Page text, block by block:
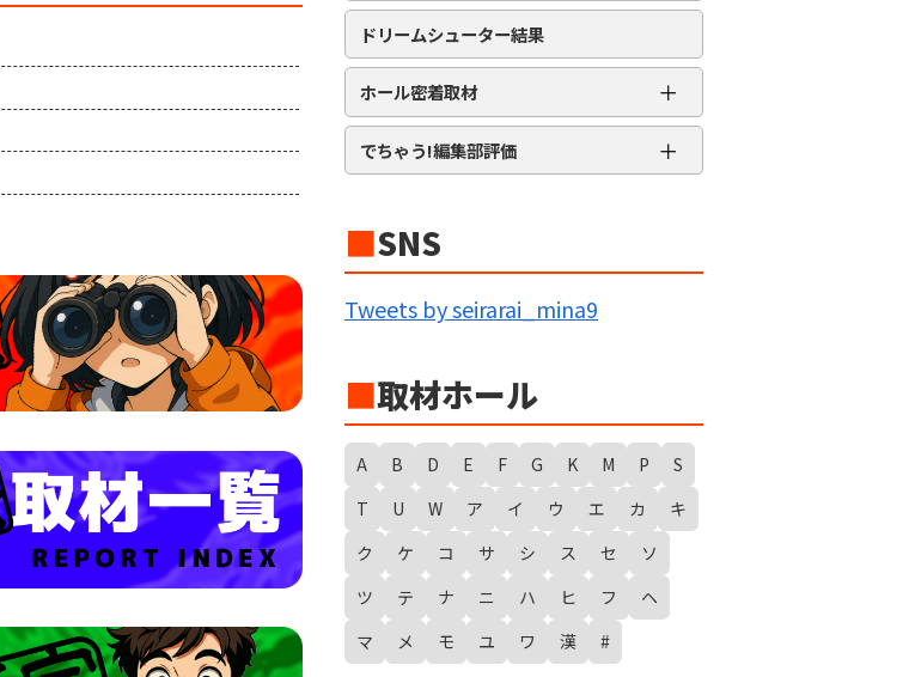
ドリームシューター結果
ホール密着取材 ＋
APRO流星群取材
三大天
久留米ジャック
BIG BANG
回胴の極意
WANTED WONDERLAND
ギガスラッシュ
超ギガスラッシュ
新春スタートダッシュ取材
GRAND WARS-新店実践録-
SUGEEEEEEE!
ギャラクシー取材
グランドクラッシュ
トリプルユニオン
でちゃう!編集部評価 ＋
★★★★
★★★
★★
■SNS
Tweets by seirarai_mina9
■取材ホール
A B D E F G K M P
S
T
U W ア イ ウ エ カ
キ
ク
ケ コ サ シ ス セ
ソ
ツ
テ ナ ニ ハ ヒ フ
ヘ
マ
メ モ ユ ワ 漢 #